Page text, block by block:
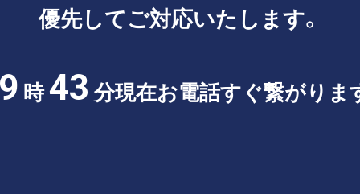
優先してご対応いたします。
時43 分現在お電話すぐ繋がりま